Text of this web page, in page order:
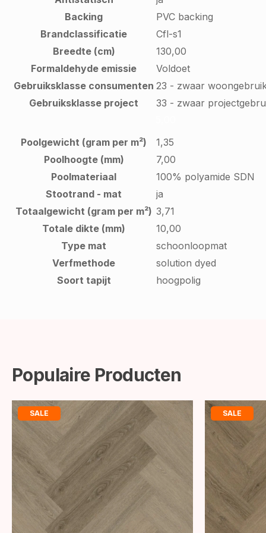
Backing
PVC backing
Brandclassificatie
Cfl-s1
Breedte (cm)
130,00
Formaldehyde emissie
Voldoet
Gebruiksklasse consumenten 23 - zwaar
Gebruiksklasse project
33 - zwaar
Poolgewicht (gram per m²)
1,35
Poolhoogte (mm)
7,00
Poolmateriaal
100% polyamide SDN
Stootrand - mat
ja
Totaalgewicht (gram per m²) 3,71
Totale dikte (mm)
10,00
Type mat
schoonloopmat
Verfmethode
solution dyed
Soort tapijt
hoogpolig
Populaire Producten
SALE SALE